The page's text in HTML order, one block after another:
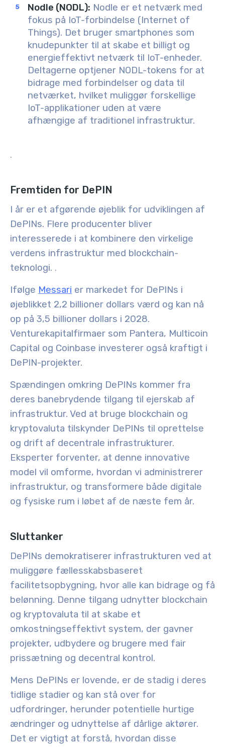
Nodle (NODL): Nodle er et netværk med
fokus på IoT-forbindelse (Internet of
Things). Det bruger smartphones som
knudepunkter til at skabe et billigt og
energieffektivt netværk til IoT-enheder.
Deltagerne optjener NODL-tokens for at
bidrage med forbindelser og data til
netværket, hvilket muliggør forskellige
IoT-applikationer uden at være
afhængige af traditionel infrastruktur.
.
Fremtiden for DePIN
I år er et afgørende øjeblik for udviklingen af
DePINs. Flere producenter bliver
interesserede i at kombinere den virkelige
verdens infrastruktur med blockchain-
teknologi. .
Ifølge Messari er markedet for DePINs i
øjeblikket 2,2 billioner dollars værd og kan nå
op på 3,5 billioner dollars i 2028.
Venturekapitalfirmaer som Pantera, Multicoin
Capital og Coinbase investerer også kraftigt i
DePIN-projekter.
Spændingen omkring DePINs kommer fra
deres banebrydende tilgang til ejerskab af
infrastruktur. Ved at bruge blockchain og
kryptovaluta tilskynder DePINs til oprettelse
og drift af decentrale infrastrukturer.
Eksperter forventer, at denne innovative
model vil omforme, hvordan vi administrerer
infrastruktur, og transformere både digitale
og fysiske rum i løbet af de næste fem år.
Sluttanker
DePINs demokratiserer infrastrukturen ved at
muliggøre fællesskabsbaseret
facilitetsopbygning, hvor alle kan bidrage og få
belønning. Denne tilgang udnytter blockchain
og kryptovaluta til at skabe et
omkostningseffektivt system, der gavner
projekter, udbydere og brugere med fair
prissætning og decentral kontrol.
Mens DePINs er lovende, er de stadig i deres
tidlige stadier og kan stå over for
udfordringer, herunder potentielle hurtige
ændringer og udnyttelse af dårlige aktører.
Det er vigtigt at forstå, hvordan disse